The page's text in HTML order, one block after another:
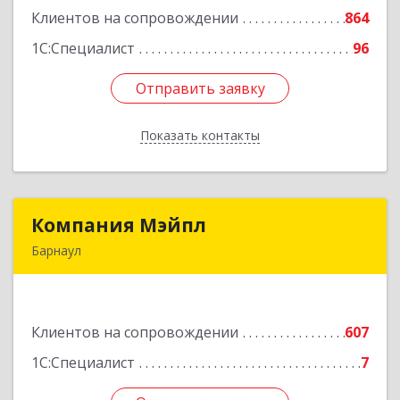
Клиентов на сопровождении
864
1С:Специалист
96
Отправить заявку
Показать контакты
Подробнее
Отправить заявку
Назад
Компания Мэйпл
Барнаул
Клиентов на сопровождении
607
1С:Специалист
7
Компания Мэйпл
Подробнее